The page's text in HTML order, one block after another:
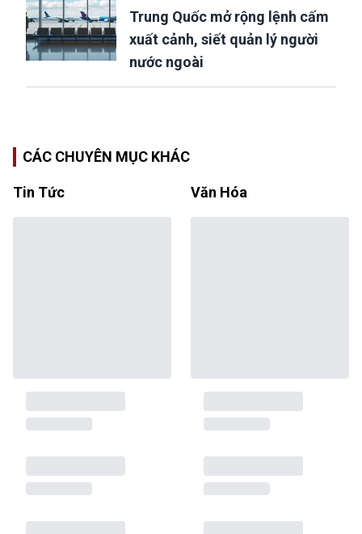
Trung Quốc mở rộng lệnh cấm
xuất cảnh, siết quản lý người
nước ngoài
CÁC CHUYÊN MỤC KHÁC
Tin Tức Văn Hóa